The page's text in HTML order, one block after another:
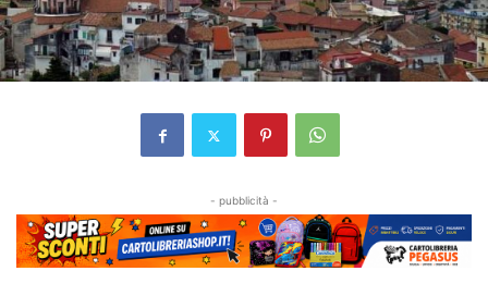
- pubblicità -